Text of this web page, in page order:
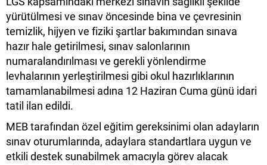
yürütülmesi ve sınav öncesinde bina ve çevresinin
temizlik, hijyen ve fiziki şartlar bakımından sınava
hazır hale getirilmesi, sınav salonlarının
numaralandırılması ve gerekli yönlendirme
levhalarının yerleştirilmesi gibi okul hazırlıklarının
tamamlanabilmesi adına 12 Haziran Cuma günü idari
tatil ilan edildi.
MEB tarafından özel eğitim gereksinimi olan adayların
sınav oturumlarında, adaylara standartlara uygun ve
etkili destek sunabilmek amacıyla görev alacak